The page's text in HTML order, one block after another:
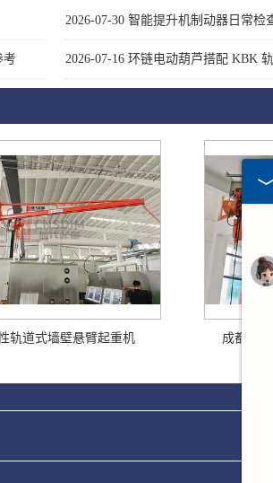
2026-07-30 智能提升机制动器日常检
考 2026-07-16 环链电动葫芦搭配 KBK
轨道式墙壁悬臂起重机 成都铝